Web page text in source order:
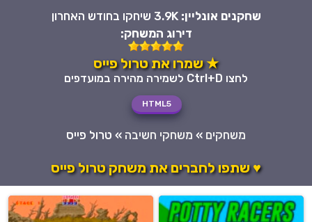
שחקנים אונליין:3.9K שיחקו בחודש האחרון
דירוג המשחק:
★ שמרו את טרול פייס
לחצו Ctrl+D לשמירה מהירה במועדפים
HTML5
משחקים » משחקי חשיבה » טרול פייס
♥ שתפו לחברים את משחק טרול פייס